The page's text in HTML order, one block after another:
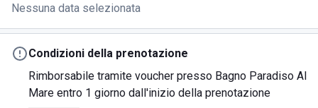
Nessuna data selezionata
Condizioni della prenotazione
Rimborsabile tramite voucher presso Bagno Paradiso Al
Mare entro 1 giorno dall'inizio della prenotazione